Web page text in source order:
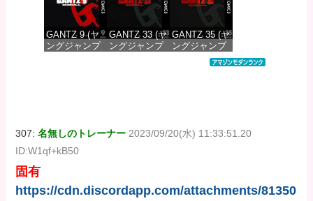
GANTZ 9 (ヤ
ングジャンプ
GANTZ 33 (ヤ
ングジャンプ
GANTZ 35 (ヤ
ングジャンプ
コミックス
307:名無しのトレーナー 2023/09/20(水) 11:33:51.20
ID:W1qf+kB50
固有
https://cdn.discordapp.com/attachments/81350